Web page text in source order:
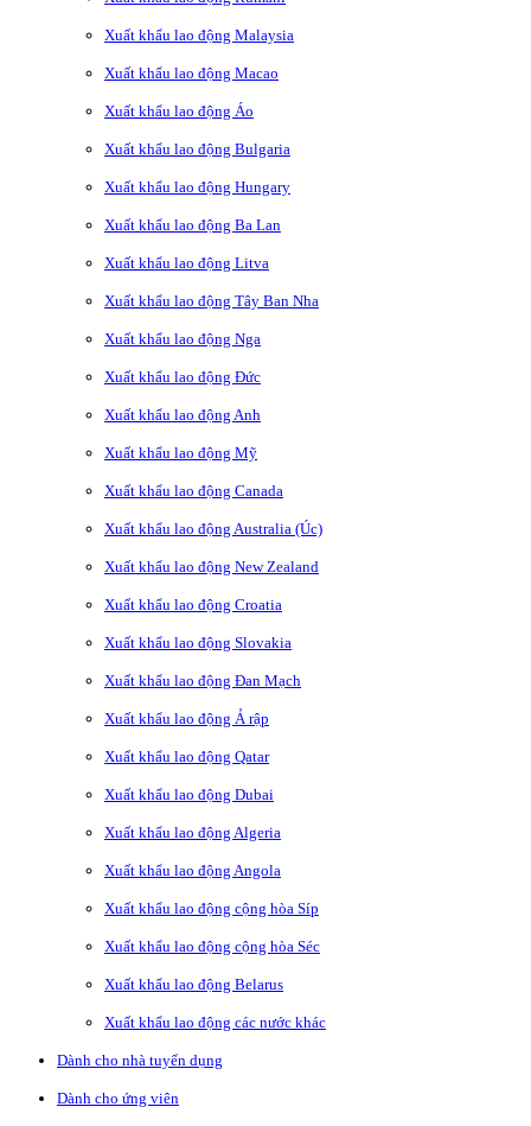
Xuất khẩu lao động Malaysia
Xuất khẩu lao động Macao
Xuất khẩu lao động Áo
Xuất khẩu lao động Bulgaria
Xuất khẩu lao động Hungary
Xuất khẩu lao động Ba Lan
Xuất khẩu lao động Litva
Xuất khẩu lao động Tây Ban Nha
Xuất khẩu lao động Nga
Xuất khẩu lao động Đức
Xuất khẩu lao động Anh
Xuất khẩu lao động Mỹ
Xuất khẩu lao động Canada
Xuất khẩu lao động Australia (Úc)
Xuất khẩu lao động New Zealand
Xuất khẩu lao động Croatia
Xuất khẩu lao động Slovakia
Xuất khẩu lao động Đan Mạch
Xuất khẩu lao động Ả rập
Xuất khẩu lao động Qatar
Xuất khẩu lao động Dubai
Xuất khẩu lao động Algeria
Xuất khẩu lao động Angola
Xuất khẩu lao động cộng hòa Síp
Xuất khẩu lao động cộng hòa Séc
Xuất khẩu lao động Belarus
Xuất khẩu lao động các nước khác
Dành cho nhà tuyển dụng
Dành cho ứng viên